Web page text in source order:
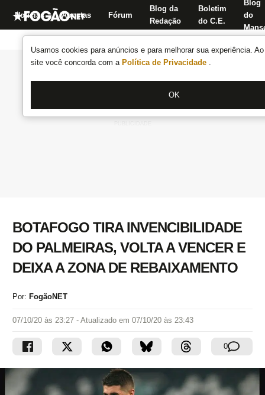
Usamos cookies para anúncios e para melhorar sua experiência.
site você concorda com a Política de Privacidade .
OK
Notícias Apostas Fórum
Blog da
Redação
Boletim
do C.E.
Blog
do
BOTAFOGO TIRA INVENCIBILIDADE
DO PALMEIRAS, VOLTA A VENCER E
DEIXA A ZONA DE REBAIXAMENTO
Por: FogãoNET
07/10/20 às 23:27 - Atualizado em 07/10/20 às 23:43
0